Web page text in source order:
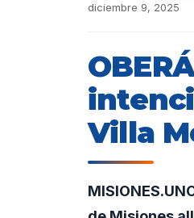
diciembre 9, 2025
Villa